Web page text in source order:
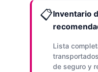
📋Inventario
Lista
de seguro y